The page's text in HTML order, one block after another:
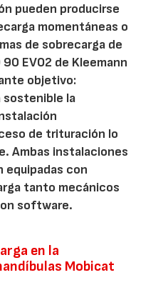
pueden producirse
momentáneas o
de sobrecarga de
90 EVO2 de Kleemann
objetivo:
sostenible la
de trituración lo
Ambas instalaciones
equipadas con
tanto mecánicos
software.
en la
Mobicat